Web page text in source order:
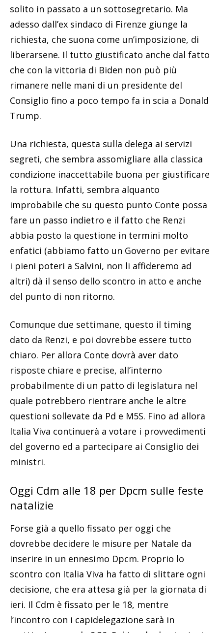
solito in passato a un sottosegretario. Ma
adesso dall’ex sindaco di Firenze giunge la
richiesta, che suona come un’imposizione, di
liberarsene. Il tutto giustificato anche dal fatto
che con la vittoria di Biden non può più
rimanere nelle mani di un presidente del
Consiglio fino a poco tempo fa in scia a Donald
Trump.
Una richiesta, questa sulla delega ai servizi
segreti, che sembra assomigliare alla classica
condizione inaccettabile buona per giustificare
la rottura. Infatti, sembra alquanto
improbabile che su questo punto Conte possa
fare un passo indietro e il fatto che Renzi
abbia posto la questione in termini molto
enfatici (abbiamo fatto un Governo per evitare
i pieni poteri a Salvini, non li affideremo ad
altri) dà il senso dello scontro in atto e anche
del punto di non ritorno.
Comunque due settimane, questo il timing
dato da Renzi, e poi dovrebbe essere tutto
chiaro. Per allora Conte dovrà aver dato
risposte chiare e precise, all’interno
probabilmente di un patto di legislatura nel
quale potrebbero rientrare anche le altre
questioni sollevate da Pd e M5S. Fino ad allora
Italia Viva continuerà a votare i provvedimenti
del governo ed a partecipare ai Consiglio dei
ministri.
Oggi Cdm alle 18 per Dpcm sulle feste
natalizie
Forse già a quello fissato per oggi che
dovrebbe decidere le misure per Natale da
inserire in un ennesimo Dpcm. Proprio lo
scontro con Italia Viva ha fatto di slittare ogni
decisione, che era attesa già per la giornata di
ieri. Il Cdm è fissato per le 18, mentre
l’incontro con i capidelegazione sarà in